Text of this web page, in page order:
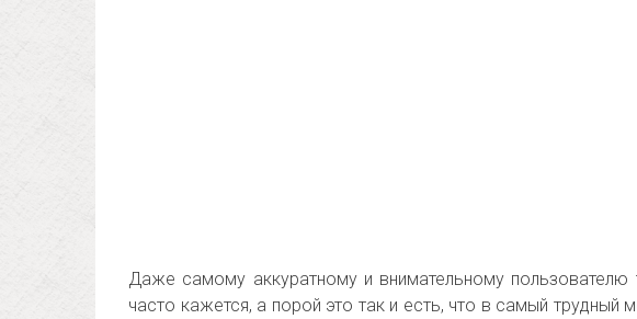
Даже самому аккуратному и внимательному пользователю
часто кажется, а порой это так и есть, что в самый